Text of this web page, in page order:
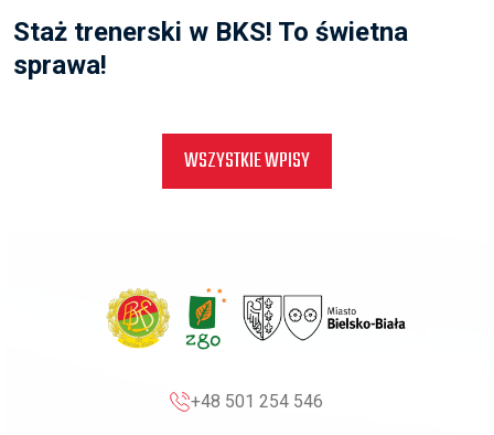
Staż trenerski w BKS! To świetna
sprawa!
WSZYSTKIE WPISY
+48 501 254 546